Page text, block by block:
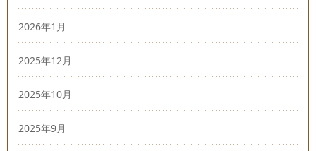
2026年1月
2025年12月
2025年10月
2025年9月